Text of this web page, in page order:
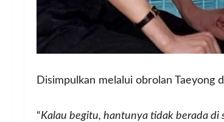
Disimpulkan melalui obrolan Taeyong
“Kalau begitu, hantunya tidak berada di